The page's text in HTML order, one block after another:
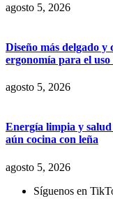
agosto 5, 2026
Diseño más delgado
ergonomía para el
agosto 5, 2026
Energía limpia y
aún cocina con leña
agosto 5, 2026
Síguenos en